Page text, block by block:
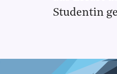
Studentin